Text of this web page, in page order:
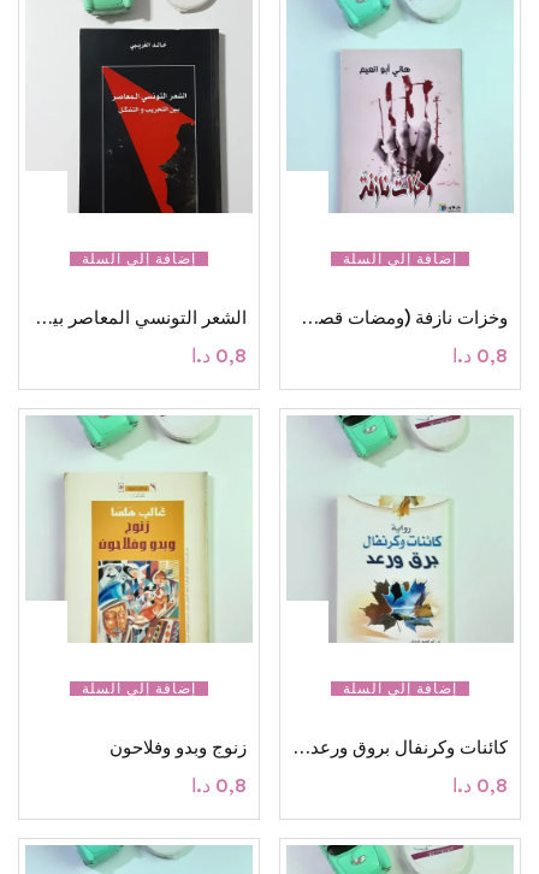
إضافة إلى السلة
وخزات نازفة (ومضات قصصية)
0,8 د.ا
إضافة إلى السلة
الشعر التونسي المعاصر بين التجريب والتشكل
0,8 د.ا
إضافة إلى السلة
كائنات وكرنفال بروق ورعد (رواية)
0,8 د.ا
إضافة إلى السلة
زنوج وبدو وفلاحون
0,8 د.ا